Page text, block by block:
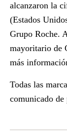
alcanzaron la
(Estados
Grupo Roche.
mayoritario de
más
Todas las
comunicado de